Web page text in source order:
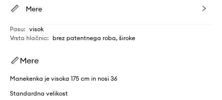
Mere
Pasu: visok
Vrsta hlačnic: brez patentnega roba, široke
Mere
Manekenka je visoka 175 cm in nosi 36
Standardna velikost